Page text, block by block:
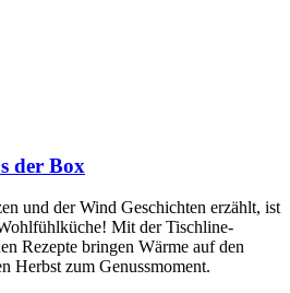
der Box
und der Wind Geschichten erzählt, ist
Mit der Tischline-
Rezepte bringen Wärme auf den
Herbst zum Genussmoment.